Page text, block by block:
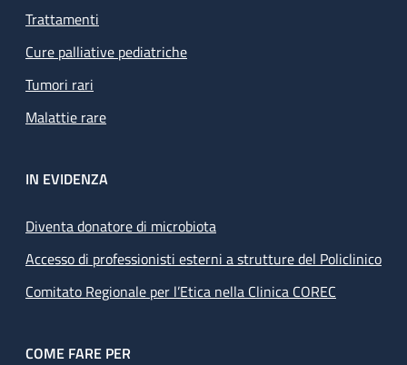
Trattamenti
Cure palliative pediatriche
Tumori rari
Malattie rare
IN EVIDENZA
Diventa donatore di microbiota
Accesso di professionisti esterni a strutture del Policlinico
Comitato Regionale per l’Etica nella Clinica COREC
COME FARE PER